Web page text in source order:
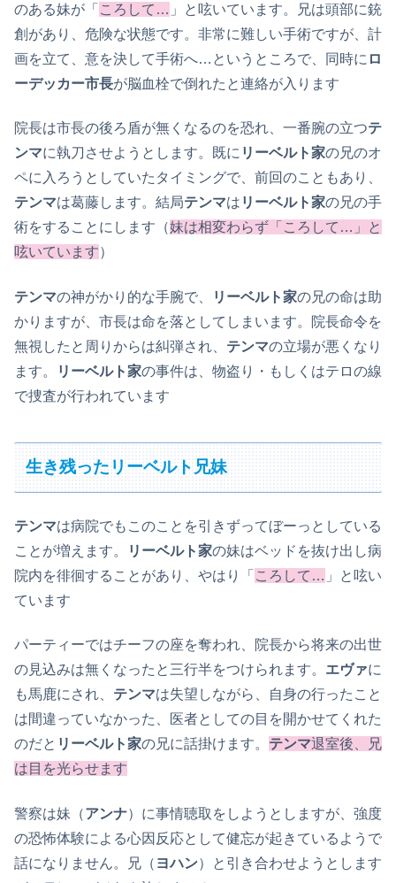
のある妹が「 ころして… 」と呟いています。兄は頭部に銃
創があり、危険な状態です。非常に難しい手術ですが、計
画を立て、意を決して手術へ…というところで、同時に ロ
ーデッカー市長が脳血栓で倒れたと連絡が入ります
院長は市長の後ろ盾が無くなるのを恐れ、一番腕の立つテ
ンマに執刀させようとします。既に リーベルト家の兄のオ
ペに入ろうとしていたタイミングで、前回のこともあり、
テンマは葛藤します。結局テンマは リーベルト家の兄の手
術をすることにします（妹は相変わらず「ころして…」と
呟いています）
テンマの神がかり的な手腕で、 リーベルト家の兄の命は助
かりますが、市長は命を落としてしまいます。院長命令を
無視したと周りからは糾弾され、 テンマの立場が悪くなり
ます。
リーベルト家の事件は、物盗り・もしくはテロの線
で捜査が行われています
生き残った リーベルト兄妹
テンマは病院でもこのことを引きずってぼーっとしている
ことが増えます。
リーベルト家の妹はベッドを抜け出し病
院内を徘徊することがあり、やはり「 ころして… 」と呟い
ています
パーティーではチーフの座を奪われ、院長から将来の出世
の見込みは無くなったと三行半をつけられます。 エヴァに
も馬鹿にされ、 テンマは失望しながら、自身の行ったこと
は間違っていなかった、医者としての目を開かせてくれた
のだと リーベルト家の兄に話掛けます。 テンマ退室後、兄
は目を光らせます
警察は妹（アンナ）に事情聴取をしようとしますが、強度
の恐怖体験による心因反応として健忘が起きているようで
話になりません。兄（ ヨハン）と引き合わせようとします